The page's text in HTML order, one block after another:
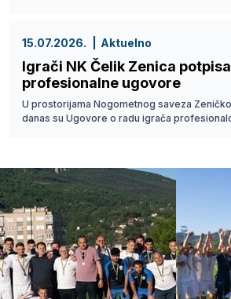
15.07.2026. Aktuelno
Igrači NK Čelik Zenica
profesionalne ugovore
U prostorijama Nogometnog saveza
danas su Ugovore o radu igrača